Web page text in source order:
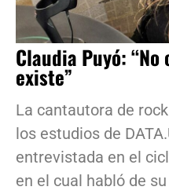
Claudia Puyó:
existe”
La cantautora de
los estudios de
entrevistada en el
en el cual habló de